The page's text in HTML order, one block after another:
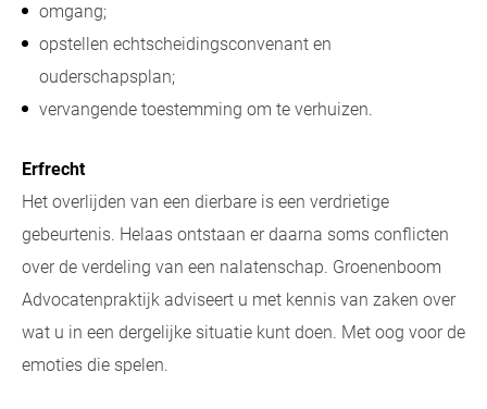
omgang;
opstellen echtscheidingsconvenant en
ouderschapsplan;
vervangende toestemming om te verhuizen.
Erfrecht
Het overlijden van een dierbare is een verdrietige
gebeurtenis. Helaas ontstaan er daarna soms conflicten
over de verdeling van een nalatenschap. Groenenboom
Advocatenpraktijk adviseert u met kennis van zaken over
wat u in een dergelijke situatie kunt doen. Met oog voor de
emoties die spelen.